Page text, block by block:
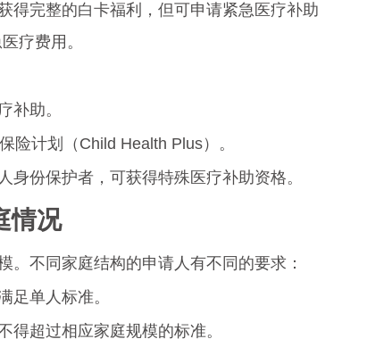
得完整的白卡福利，但可申请紧急医疗补助
疗费用。
补助。
险计划（Child Health Plus）。
身份保护者，可获得特殊医疗补助资格。
情况
不同家庭结构的申请人有不同的要求：
足单人标准。
得超过相应家庭规模的标准。